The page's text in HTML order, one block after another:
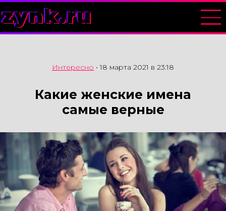
zynk.ru
Интересно •18 марта 2021 в 23:18
Какие женские имена
самые верные